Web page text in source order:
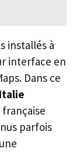
installés à
interface en
Dans ce
parfois